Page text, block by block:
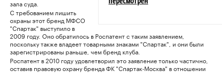
зала суда.
С требованием лишить
охраны этот бренд МФСО
"Спартак" выступило в
2009 году. Оно обратилось в Роспатент с таким заявлением,
поскольку также владеет товарными знаками "Спартак", и они были
зарегистрированы раньше, чем бренд клуба.
Роспатент в 2010 году удовлетворил это заявление только частично,
оставив правовую охрану бренда ФК "Спартак-Москва" в отношении